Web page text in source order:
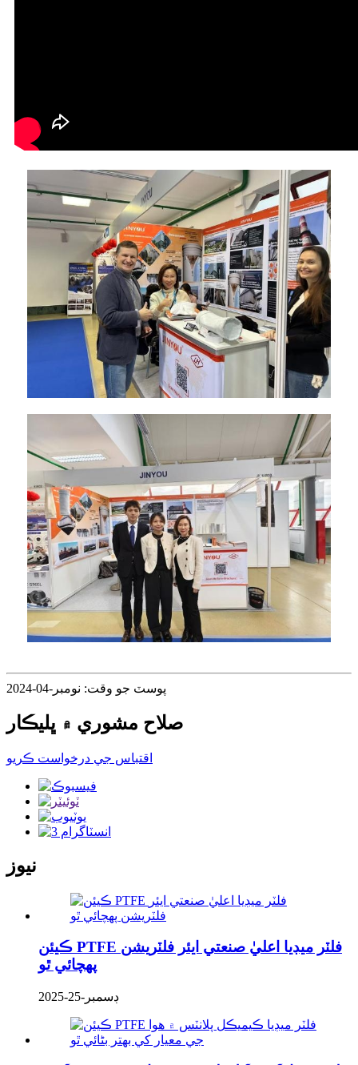
پوسٽ جو وقت: نومبر-04-2024
صلاح مشوري ۾ ڀليڪار
اقتباس جي درخواست ڪريو
نيوز
ڪيئن PTFE فلٽر ميڊيا اعليٰ صنعتي ايئر فلٽريشن
پهچائي ٿو
ڊسمبر-25-2025